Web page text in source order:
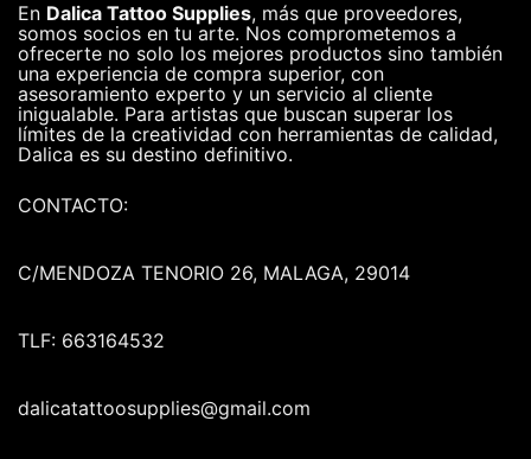
En Dalica Tattoo Supplies, más que proveedores,
somos socios en tu arte. Nos comprometemos a
ofrecerte no solo los mejores productos sino también
una experiencia de compra superior, con
asesoramiento experto y un servicio al cliente
inigualable. Para artistas que buscan superar los
límites de la creatividad con herramientas de calidad,
Dalica es su destino definitivo.
CONTACTO:
C/MENDOZA TENORIO 26, MALAGA, 29014
TLF: 663164532
dalicatattoosupplies@gmail.com